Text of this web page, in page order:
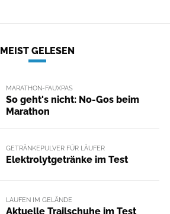
MEIST GELESEN
MARATHON-FAUXPAS
So geht's nicht: No-Gos beim
Marathon
GETRÄNKEPULVER FÜR LÄUFER
Elektrolytgetränke im Test
LAUFEN IM GELÄNDE
Aktuelle Trailschuhe im Test